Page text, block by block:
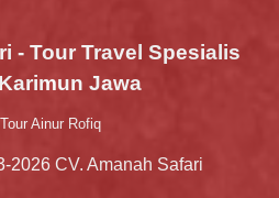
- Tour Travel Spesialis
Jawa
Ainur Rofiq
2026 CV. Amanah Safari